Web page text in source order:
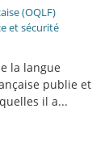
(OQLF)
et sécurité
la langue
publie et
il a...